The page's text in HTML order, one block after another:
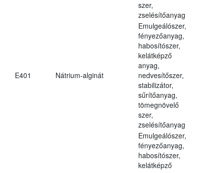
szer,
zselésítőanyag
E401 Nátrium-alginát
Emulgeálószer,
fényezőanyag,
habosítószer,
kelátképző
anyag,
nedvesítőszer,
stabilizátor,
sűrítőanyag,
tömegnövelő
szer,
zselésítőanyag
Emulgeálószer,
fényezőanyag,
habosítószer,
kelátképző